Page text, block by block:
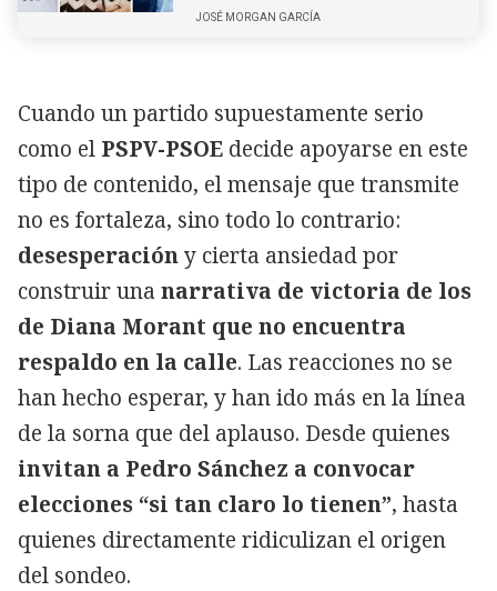
JOSÉ MORGAN GARCÍA
Cuando un partido supuestamente serio
como el PSPV-PSOE decide apoyarse en este
tipo de contenido, el mensaje que transmite
no es fortaleza, sino todo lo contrario:
desesperacióny cierta ansiedad por
construir una narrativa de victoria de los
de Diana Morant que no encuentra
respaldo en la calle. Las reacciones no se
han hecho esperar, y han ido más en la línea
de la sorna que del aplauso. Desde quienes
invitan a Pedro Sánchez a convocar
elecciones “si tan claro lo tienen”, hasta
quienes directamente ridiculizan el origen
del sondeo.